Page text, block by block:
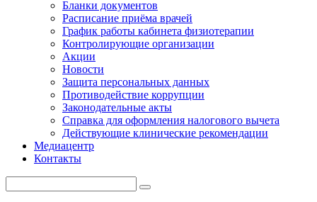
Бланки документов
Расписание приёма врачей
График работы кабинета физиотерапии
Контролирующие организации
Акции
Новости
Защита персональных данных
Противодействие коррупции
Законодательные акты
Справка для оформления налогового вычета
Действующие клинические рекомендации
Медиацентр
Контакты